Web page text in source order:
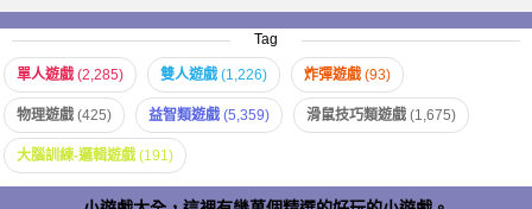
Tag
單人遊戲 (2,285) 雙人遊戲 (1,226) 炸彈遊戲 (93)
物理遊戲 (425) 益智類遊戲 (5,359) 滑鼠技巧類遊戲 (1,675)
大腦訓練-邏輯遊戲 (191)